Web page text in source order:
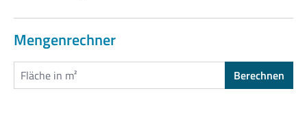
Mengenrechner
Berechnen